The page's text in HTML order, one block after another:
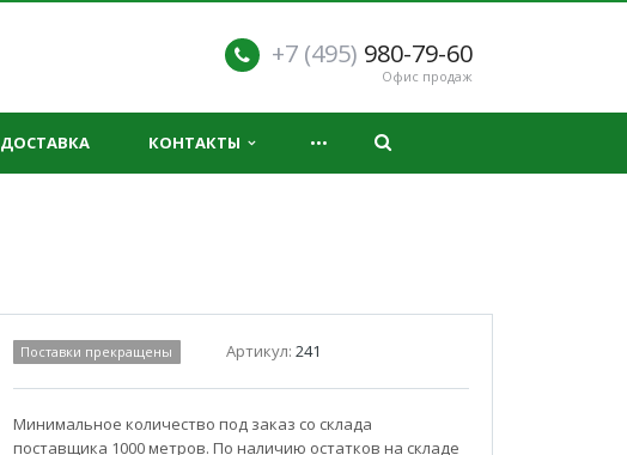
+7 (495) 980-79-60
Офис продаж
ДОСТАВКА КОНТАКТЫ ...
Поставки прекращены Артикул: 241
Минимальное количество под заказ со склада
поставщика 1000 метров. По наличию остатков на складе